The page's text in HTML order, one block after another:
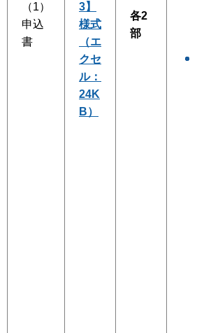
（1）
申込
書
3】
様式
（エ
クセ
ル：
24K
B）
各2
部